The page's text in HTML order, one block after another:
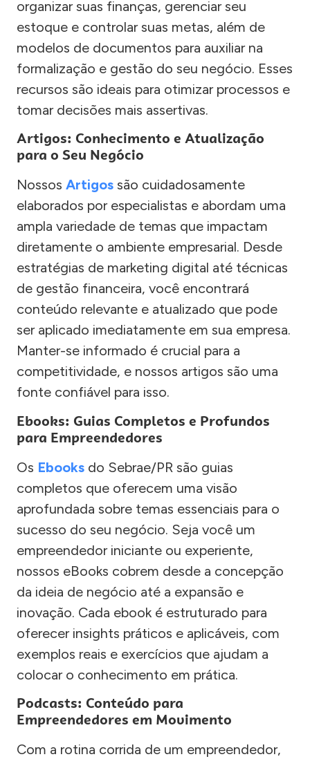
organizar suas finanças, gerenciar seu
estoque e controlar suas metas, além de
modelos de documentos para auxiliar na
formalização e gestão do seu negócio. Esses
recursos são ideais para otimizar processos e
tomar decisões mais assertivas.
Artigos: Conhecimento e Atualização
para o Seu Negócio
Nossos Artigos são cuidadosamente
elaborados por especialistas e abordam uma
ampla variedade de temas que impactam
diretamente o ambiente empresarial. Desde
estratégias de marketing digital até técnicas
de gestão financeira, você encontrará
conteúdo relevante e atualizado que pode
ser aplicado imediatamente em sua empresa.
Manter-se informado é crucial para a
competitividade, e nossos artigos são uma
fonte confiável para isso.
Ebooks: Guias Completos e Profundos
para Empreendedores
Os Ebooks do Sebrae/PR são guias
completos que oferecem uma visão
aprofundada sobre temas essenciais para o
sucesso do seu negócio. Seja você um
empreendedor iniciante ou experiente,
nossos eBooks cobrem desde a concepção
da ideia de negócio até a expansão e
inovação. Cada ebook é estruturado para
oferecer insights práticos e aplicáveis, com
exemplos reais e exercícios que ajudam a
colocar o conhecimento em prática.
Podcasts: Conteúdo para
Empreendedores em Movimento
Com a rotina corrida de um empreendedor,